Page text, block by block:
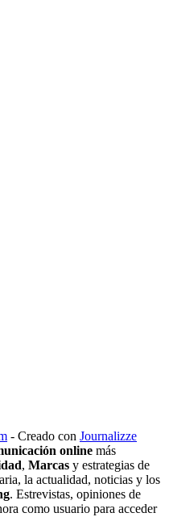
- Creado con Journalizze
online más
, Marcas y estrategias de
la actualidad, noticias y los
. Estrevistas, opiniones de
como usuario para acceder